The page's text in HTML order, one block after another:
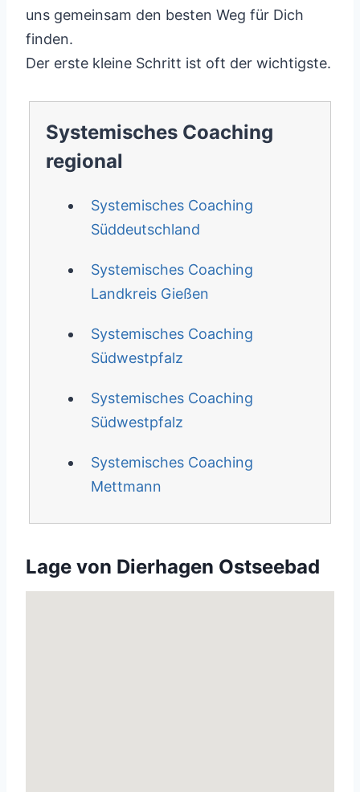
uns gemeinsam den besten Weg für Dich
finden.
Der erste kleine Schritt ist oft der wichtigste.
Systemisches Coaching
regional
Systemisches Coaching
Süddeutschland
Systemisches Coaching
Landkreis Gießen
Systemisches Coaching
Südwestpfalz
Systemisches Coaching
Südwestpfalz
Systemisches Coaching
Mettmann
Lage von Dierhagen Ostseebad